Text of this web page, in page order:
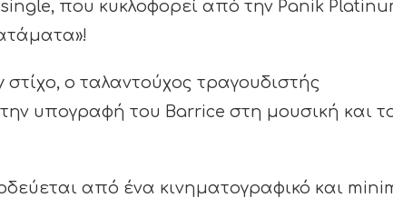
που κυκλοφορεί από την Panik
ο ταλαντούχος τραγουδιστής
υπογραφή του Barrice στη μουσική και
από ένα κινηματογραφικό και